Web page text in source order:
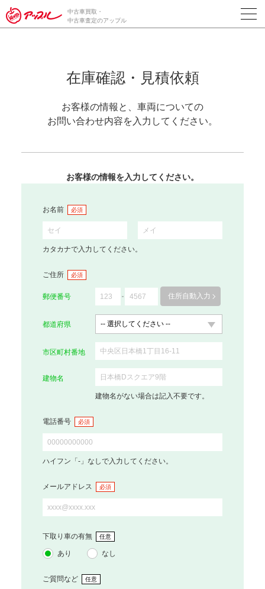
中古車買取・
中古車査定のアップル
在庫確認・見積依頼
お客様の情報と、車両についての
お問い合わせ内容を入力してください。
お客様の情報を入力してください。
お名前 必須
カタカナで入力してください。
ご住所 必須
郵便番号 住所自動入力
都道府県
市区町村番地
建物名
建物名がない場合は記入不要です。
電話番号 必須
ハイフン「-」なしで入力してください。
メールアドレス 必須
下取り車の有無 任意
あり なし
ご質問など 任意